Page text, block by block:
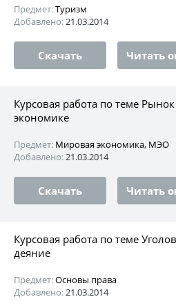
Предмет:Туризм
Добавлено:21.03.2014
Скачать Читать
Курсовая работа по теме
экономике
Предмет: Мировая экономика, МЭО
Добавлено:21.03.2014
Скачать Читать
Курсовая работа по теме
деяние
Предмет:Основы права
Добавлено:21.03.2014